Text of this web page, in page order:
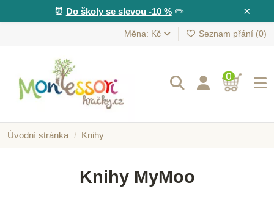
×
⏰ Do školy se slevou -10 %✏️
Měna: Kč Seznam přání (0)
0
Úvodní stránka Knihy
Knihy MyMoo